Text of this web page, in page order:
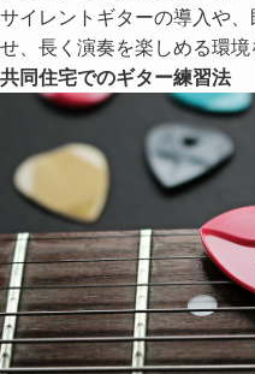
サイレントギターの導入や
せ、長く演奏を楽しめる環境
共同住宅でのギター練習法